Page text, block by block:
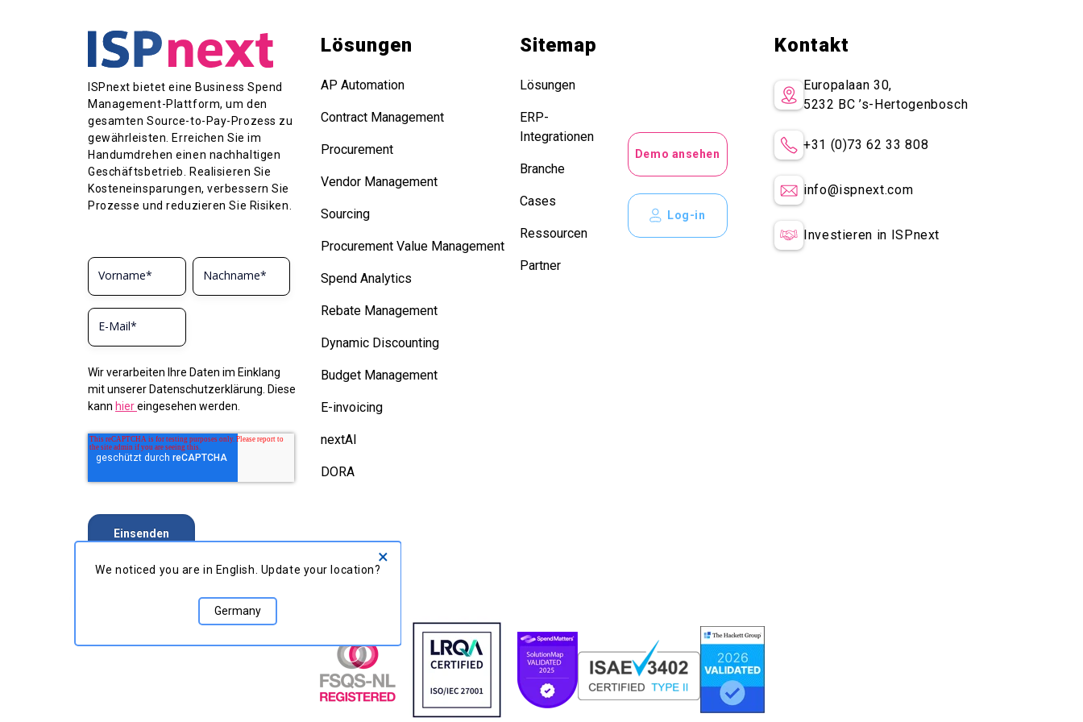
ISPnext bietet eine Business Spend
Management-Plattform, um den
gesamten Source-to-Pay-Prozess zu
gewährleisten. Erreichen Sie im
Handumdrehen einen nachhaltigen
Geschäftsbetrieb. Realisieren Sie
Kosteneinsparungen, verbessern Sie
Prozesse und reduzieren Sie Risiken.
Wir verarbeiten Ihre Daten im Einklang
mit unserer Datenschutzerklärung. Diese
kann hiereingesehen werden.
Lösungen
AP Automation
Contract Management
Procurement
Vendor Management
Sourcing
Procurement Value Management
Spend Analytics
Rebate Management
Dynamic Discounting
Budget Management
E-invoicing
nextAI
DORA
Sitemap
Lösungen
ERP-
Integrationen
Branche
Cases
Ressourcen
Partner
Demo ansehen
Log-in
Kontakt
Europalaan 30,
5232 BC’s-Hertogenbosch
+31 (0)73 62 33 808
info@ispnext.com
Investieren in ISPnext
×
We noticed you are in English. Update your location?